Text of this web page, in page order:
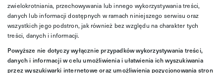
zwielokrotniania, przechowywania lub innego wykorzystywania treści,
danych lub informacji dostępnych w ramach niniejszego serwisu oraz
wszystkich jego podstron, jak również bez względu na charakter tych
treści, danych i informacji.
Powyższe nie dotyczy wyłącznie przypadków wykorzystywania treści,
danych i informacji w celu umożliwienia i ułatwienia ich wyszukiwania
przez wyszukiwarki internetowe oraz umożliwienia pozycjonowania stron